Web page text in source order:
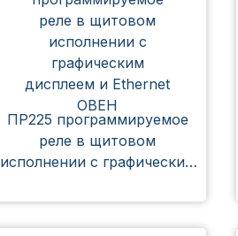
ПР225 программируемое
реле в щитовом
исполнении с графическим